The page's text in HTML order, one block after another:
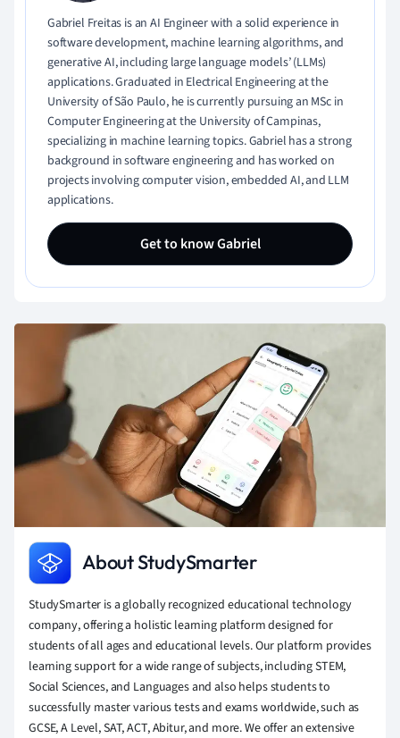
Gabriel Freitas is an AI Engineer with a solid experience in
software development, machine learning algorithms, and
generative AI, including large language models’ (LLMs)
applications. Graduated in Electrical Engineering at the
University of São Paulo, he is currently pursuing an MSc in
Computer Engineering at the University of Campinas,
specializing in machine learning topics. Gabriel has a strong
background in software engineering and has worked on
projects involving computer vision, embedded AI, and LLM
applications.
Get to know Gabriel
About StudySmarter
StudySmarter is a globally recognized educational technology
company, offering a holistic learning platform designed for
students of all ages and educational levels. Our platform provides
learning support for a wide range of subjects, including STEM,
Social Sciences, and Languages and also helps students to
successfully master various tests and exams worldwide, such as
GCSE, A Level, SAT, ACT, Abitur, and more. We offer an extensive